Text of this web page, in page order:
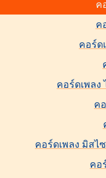
ค
ค
คอร์ด
คอร์ดเพลง
ค
คอร์ดเพลง มิสไ
คอ